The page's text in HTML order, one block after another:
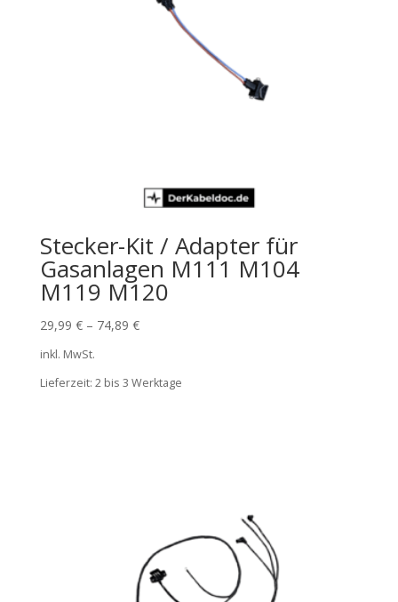
Stecker-Kit / Adapter für
Gasanlagen M111 M104
M119 M120
29,99 €– 74,89 €
inkl. MwSt.
Lieferzeit: 2 bis 3 Werktage